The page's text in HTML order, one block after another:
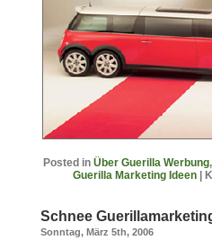
Posted in Über Guerilla Werbung,
Guerilla Marketing Ideen
Schnee
Sonntag, März 5th, 2006